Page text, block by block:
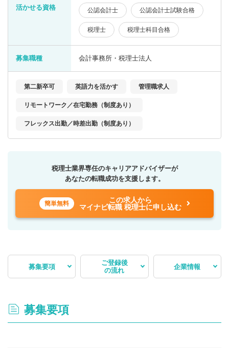
活かせる資格 公認会計士 公認会計士試験合格
税理士 税理士科目合格
募集職種 会計事務所・税理士法人
第二新卒可 英語力を活かす 管理職求人
リモートワーク／在宅勤務（制度あり）
フレックス出勤／時差出勤（制度あり）
税理士業界専任のキャリアアドバイザーが
あなたの転職成功を支援します。
簡単無料
この求人から
マイナビ転職 税理士に申し込む
募集要項
ご登録後
の流れ
企業情報
募集要項